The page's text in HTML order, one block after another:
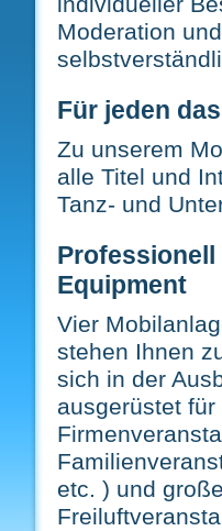
Moderation
Für jeden
Zu unserem
alle Titel und
Tanz- und
Equipment
Vier
stehen Ihnen
sich in der
ausgerüstet
etc. ) und